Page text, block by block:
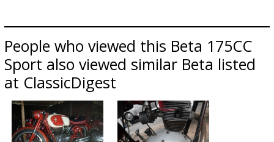
People who viewed this Beta 175CC
Sport also viewed similar Beta listed
at ClassicDigest